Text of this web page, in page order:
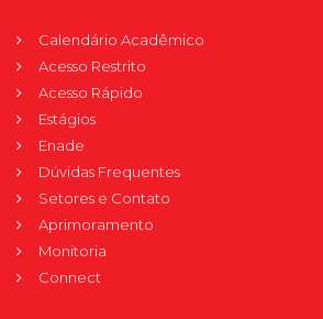
Calendário Acadêmico
Acesso Restrito
Acesso Rápido
Estágios
Enade
Dúvidas Frequentes
Setores e Contato
Aprimoramento
Monitoria
Connect